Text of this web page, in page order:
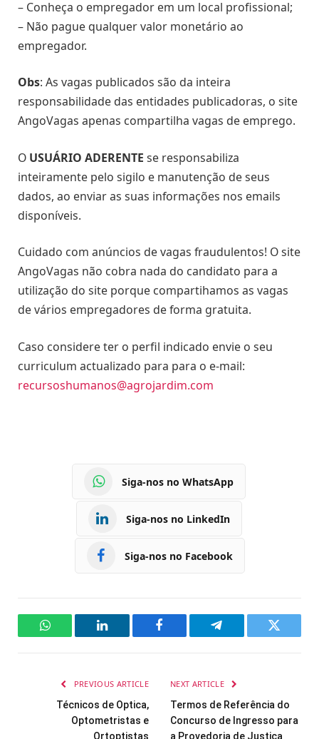
– Conheça o empregador em um local profissional;
– Não pague qualquer valor monetário ao
empregador.
Obs: As vagas publicados são da inteira
responsabilidade das entidades publicadoras, o site
AngoVagas apenas compartilha vagas de emprego.
O USUÁRIO ADERENTE se responsabiliza
inteiramente pelo sigilo e manutenção de seus
dados, ao enviar as suas informações nos emails
disponíveis.
Cuidado com anúncios de vagas fraudulentos! O site
AngoVagas não cobra nada do candidato para a
utilização do site porque compartihamos as vagas
de vários empregadores de forma gratuita.
Caso considere ter o perfil indicado envie o seu
curriculum actualizado para para o e-mail:
recursoshumanos@agrojardim.com
Siga-nos no WhatsApp
Siga-nos no LinkedIn
Siga-nos no Facebook
WhatsAppLinkedIn Facebook Telegram Twitter
PREVIOUS ARTICLE
Técnicos de Optica,
Optometristas e
Ortoptistas
NEXT ARTICLE
Termos de Referência do
Concurso de Ingresso para
a Provedoria de Justiça